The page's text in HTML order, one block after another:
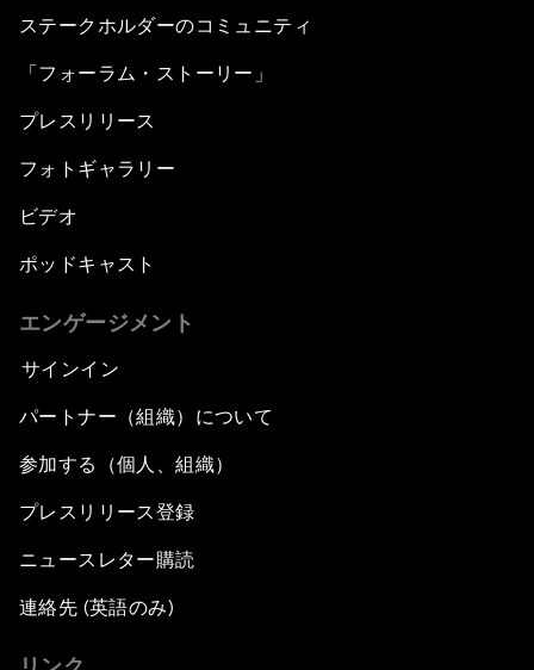
ステークホルダーのコミュニティ
「フォーラム・ストーリー」
プレスリリース
フォトギャラリー
ビデオ
ポッドキャスト
エンゲージメント
サインイン
パートナー（組織）について
参加する（個人、組織）
プレスリリース登録
ニュースレター購読
連絡先 (英語のみ)